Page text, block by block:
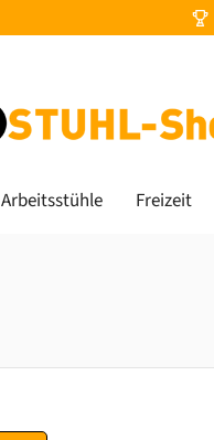
Arbeitsstühle Freizeit